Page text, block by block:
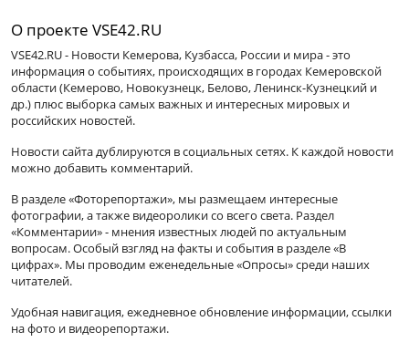
О проекте VSE42.RU
VSE42.RU - Новости Кемерова, Кузбасса, России и мира - это
информация о событиях, происходящих в городах Кемеровской
области (Кемерово, Новокузнецк, Белово, Ленинск-Кузнецкий и
др.) плюс выборка самых важных и интересных мировых и
российских новостей.
Новости сайта дублируются в социальных сетях. К каждой новости
можно добавить комментарий.
В разделе «Фоторепортажи», мы размещаем интересные
фотографии, а также видеоролики со всего света. Раздел
«Комментарии» - мнения известных людей по актуальным
вопросам. Особый взгляд на факты и события в разделе «В
цифрах». Мы проводим еженедельные «Опросы» среди наших
читателей.
Удобная навигация, ежедневное обновление информации, ссылки
на фото и видеорепортажи.